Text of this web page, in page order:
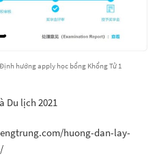
hướng apply học bổng Khổng Tử 1
Du lịch 2021
huong-dan-lay-